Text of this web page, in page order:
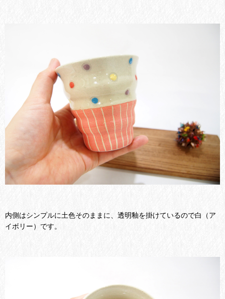
内側はシンプルに土色そのままに、透明釉を掛けているので白（ア
イボリー）です。